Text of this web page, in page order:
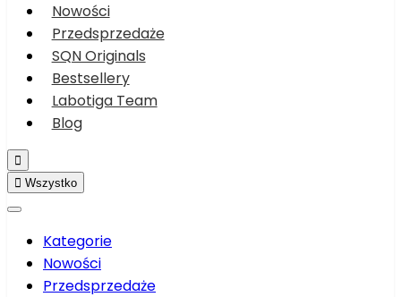
Nowości
Przedsprzedaże
SQN Originals
Bestsellery
Labotiga Team
Blog

 Wszystko
Kategorie
Nowości
Przedsprzedaże